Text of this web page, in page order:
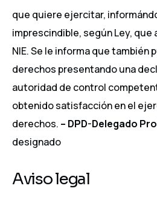
que quiere ejercitar,
imprescindible, según Ley, que
NIE. Se le informa que también
derechos presentando una
autoridad de control
obtenido satisfacción en el
derechos. – DPD-Delegado
designado
Aviso legal